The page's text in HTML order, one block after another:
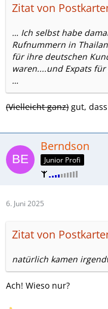
Zitat von
… Ich selbst habe
Rufnummern in
für ihre deutschen
waren....und Expats
…
(Vielleicht ganz) gut,
Berndson
Junior Profi
6. Juni 2025
Zitat von
natürlich kamen
Ach! Wieso nur?